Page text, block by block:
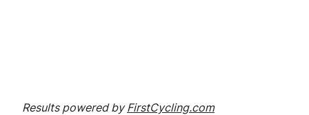
Results powered byFirstCycling.com